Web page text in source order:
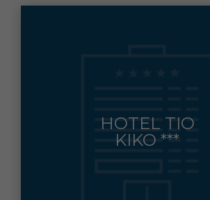
HOTEL TIO
KIKO ***NIJAR